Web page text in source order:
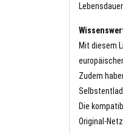
Mit diesem
Zudem
Die
Original-